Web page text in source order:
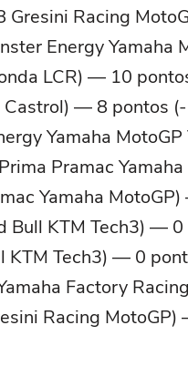
Gresini Racing
Energy
LCR) — 10
Castrol) — 8 pontos
Yamaha
Pramac
Yamaha
Bull KTM Tech3) —
KTM Tech3) — 0
Factory
Racing